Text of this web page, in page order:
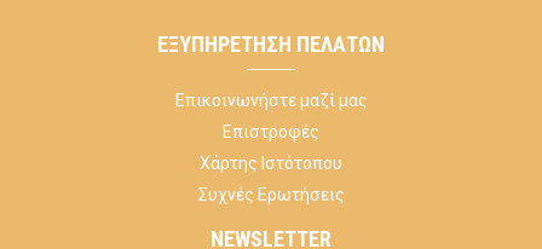
ΕΞΥΠΗΡΈΤΗΣΗ ΠΕΛΑΤΏΝ
Επικοινωνήστε μαζί μας
Επιστροφές
Χάρτης Ιστότοπου
Συχνές Ερωτήσεις
NEWSLETTER